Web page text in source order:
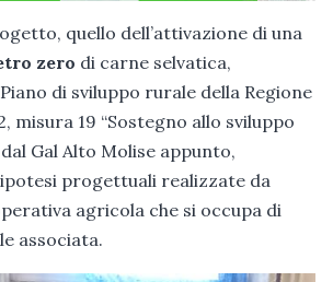
quello dell’attivazione di una
zero di carne selvatica,
di sviluppo rurale della Regione
misura 19 “Sostegno allo sviluppo
Gal Alto Molise appunto,
ipotesi progettuali realizzate da
agricola che si occupa di
associata.